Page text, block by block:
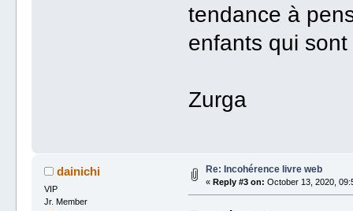
tendance à
enfants qui
Zurga
dainichi
VIP
Jr. Member
Re: Incohérence livre web
« Reply #3 on: October 13, 2020,